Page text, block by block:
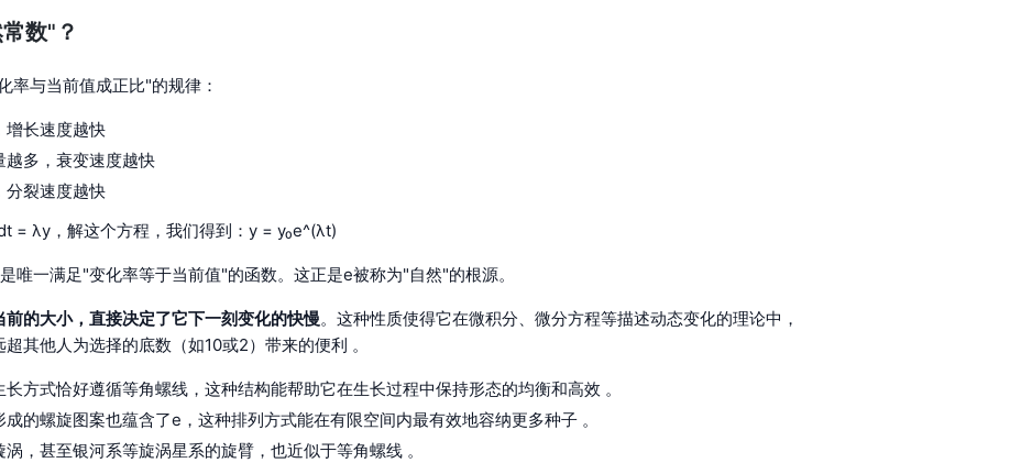
数"？
率与当前值成正比"的规律：
增长速度越快
越多，衰变速度越快
分裂速度越快
= λy，解这个方程，我们得到：y = y₀e^(λt)
唯一满足"变化率等于当前值"的函数。这正是e被称为"自然"的根源。
前的大小，直接决定了它下一刻变化的快慢。这种性质使得它在微积分、微分方程等描述动态变化的理论中，
其他人为选择的底数（如10或2）带来的便利 。
方式恰好遵循等角螺线，这种结构能帮助它在生长过程中保持形态的均衡和高效 。
的螺旋图案也蕴含了e，这种排列方式能在有限空间内最有效地容纳更多种子 。
，甚至银河系等旋涡星系的旋臂，也近似于等角螺线 。